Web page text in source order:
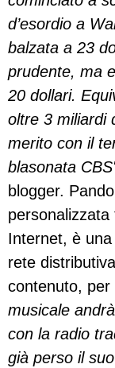
d’esordio a
balzata a 23
prudente, ma
20 dollari.
oltre 3 miliardi
merito con il
blasonata
blogger.
Internet, è
rete
contenuto, per
musicale
con la radio
già perso il